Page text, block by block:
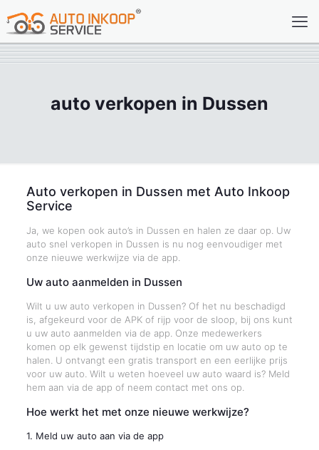
auto verkopen in Dussen
Auto verkopen in Dussen met Auto Inkoop
Service
Ja, we kopen ook auto’s in Dussen en halen ze daar op. Uw
auto snel verkopen in Dussen is nu nog eenvoudiger met
onze nieuwe werkwijze via de app.
Uw auto aanmelden in Dussen
Wilt u uw auto verkopen in Dussen? Of het nu beschadigd
is, afgekeurd voor de APK of rijp voor de sloop, bij ons kunt
u uw auto aanmelden via de app. Onze medewerkers
komen op elk gewenst tijdstip en locatie om uw auto op te
halen. U ontvangt een gratis transport en een eerlijke prijs
voor uw auto. Wilt u weten hoeveel uw auto waard is? Meld
hem aan via de app of neem contact met ons op.
Hoe werkt het met onze nieuwe werkwijze?
1. Meld uw auto aan via de app